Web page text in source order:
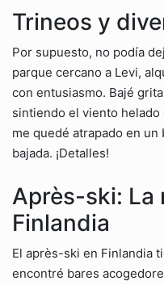
Trineos y
Por supuesto, no podía
parque cercano a Levi,
con entusiasmo. Bajé
sintiendo el viento helado
me quedé atrapado en
bajada. ¡Detalles!
Après-ski: La
Finlandia
El après-ski en Finlandia
encontré bares